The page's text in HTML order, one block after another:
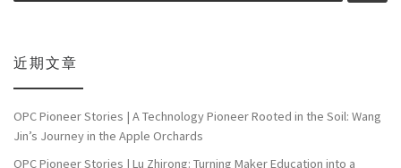
近期文章
OPC Pioneer Stories | A Technology Pioneer Rooted in the Soil: Wang
Jin’s Journey in the Apple Orchards
OPC Pioneer Stories | Lu Zhirong: Turning Maker Education into a